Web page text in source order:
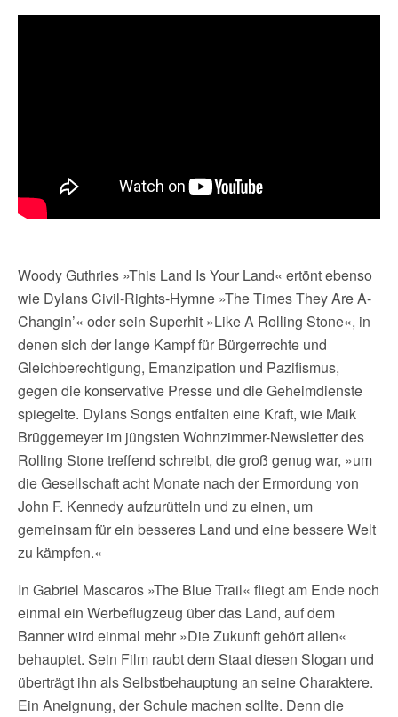
Woody Guthries »This Land Is Your Land« ertönt ebenso
wie Dylans Civil-Rights-Hymne »The Times They Are A-
Changin’« oder sein Superhit »Like A Rolling Stone«, in
denen sich der lange Kampf für Bürgerrechte und
Gleichberechtigung, Emanzipation und Pazifismus,
gegen die konservative Presse und die Geheimdienste
spiegelte. Dylans Songs entfalten eine Kraft, wie Maik
Brüggemeyer im jüngsten Wohnzimmer-Newsletter des
Rolling Stone treffend schreibt, die groß genug war, »um
die Gesellschaft acht Monate nach der Ermordung von
John F. Kennedy aufzurütteln und zu einen, um
gemeinsam für ein besseres Land und eine bessere Welt
zu kämpfen.«
In Gabriel Mascaros »The Blue Trail« fliegt am Ende noch
einmal ein Werbeflugzeug über das Land, auf dem
Banner wird einmal mehr »Die Zukunft gehört allen«
behauptet. Sein Film raubt dem Staat diesen Slogan und
überträgt ihn als Selbstbehauptung an seine Charaktere.
Ein Aneignung, der Schule machen sollte. Denn die